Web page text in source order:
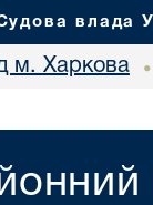
влада
м. Харкова •